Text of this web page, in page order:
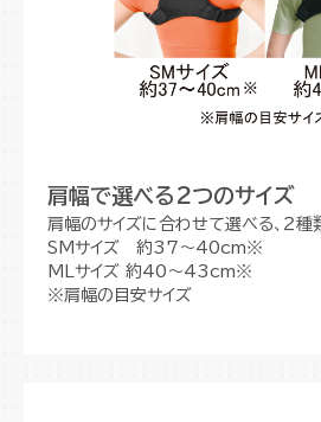
肩幅で選べる2つのサイズ
肩幅のサイズに合わせて選べる、２種
SMサイズ 約37～40cm※
MLサイズ 約40～43cm※
※肩幅の目安サイズ